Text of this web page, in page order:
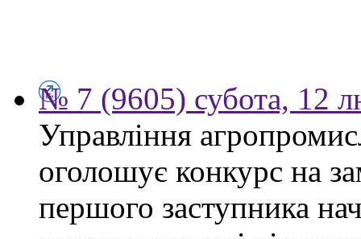
№ 7 (9605) субота, 12
Управління
оголошує конкурс на
першого заступника